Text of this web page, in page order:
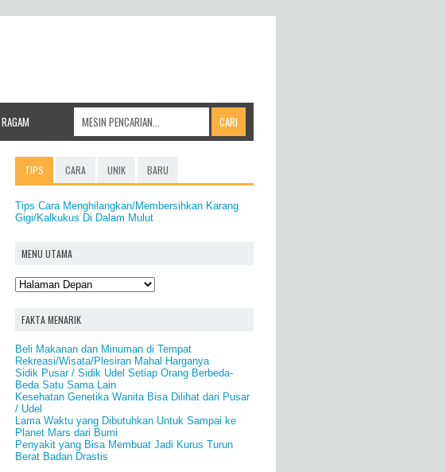
RAGAM
TIPS CARA UNIK BARU
Tips Cara Menghilangkan/Membersihkan Karang
Gigi/Kalkukus Di Dalam Mulut
MENU UTAMA
FAKTA MENARIK
Beli Makanan dan Minuman di Tempat
Rekreasi/Wisata/Plesiran Mahal Harganya
Sidik Pusar / Sidik Udel Setiap Orang Berbeda-
Beda Satu Sama Lain
Kesehatan Genetika Wanita Bisa Dilihat dari Pusar
/ Udel
Lama Waktu yang Dibutuhkan Untuk Sampai ke
Planet Mars dari Bumi
Penyakit yang Bisa Membuat Jadi Kurus Turun
Berat Badan Drastis